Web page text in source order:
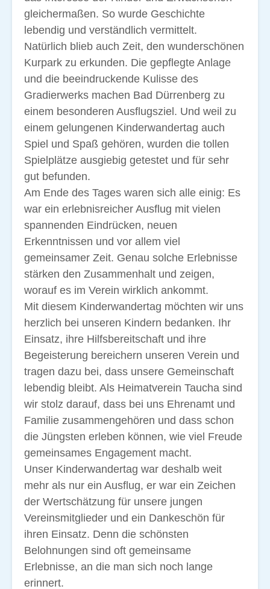
gleichermaßen. So wurde Geschichte
lebendig und verständlich vermittelt.
Natürlich blieb auch Zeit, den wunderschönen
Kurpark zu erkunden. Die gepflegte Anlage
und die beeindruckende Kulisse des
Gradierwerks machen Bad Dürrenberg zu
einem besonderen Ausflugsziel. Und weil zu
einem gelungenen Kinderwandertag auch
Spiel und Spaß gehören, wurden die tollen
Spielplätze ausgiebig getestet und für sehr
gut befunden.
Am Ende des Tages waren sich alle einig: Es
war ein erlebnisreicher Ausflug mit vielen
spannenden Eindrücken, neuen
Erkenntnissen und vor allem viel
gemeinsamer Zeit. Genau solche Erlebnisse
stärken den Zusammenhalt und zeigen,
worauf es im Verein wirklich ankommt.
Mit diesem Kinderwandertag möchten wir uns
herzlich bei unseren Kindern bedanken. Ihr
Einsatz, ihre Hilfsbereitschaft und ihre
Begeisterung bereichern unseren Verein und
tragen dazu bei, dass unsere Gemeinschaft
lebendig bleibt. Als Heimatverein Taucha sind
wir stolz darauf, dass bei uns Ehrenamt und
Familie zusammengehören und dass schon
die Jüngsten erleben können, wie viel Freude
gemeinsames Engagement macht.
Unser Kinderwandertag war deshalb weit
mehr als nur ein Ausflug, er war ein Zeichen
der Wertschätzung für unsere jungen
Vereinsmitglieder und ein Dankeschön für
ihren Einsatz. Denn die schönsten
Belohnungen sind oft gemeinsame
Erlebnisse, an die man sich noch lange
erinnert.